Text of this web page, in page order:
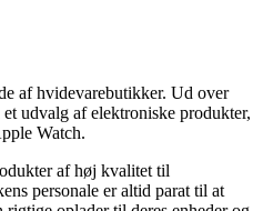
af hvidevarebutikker. Ud over
udvalg af elektroniske produkter,
Watch.
af høj kvalitet til
personale er altid parat til at